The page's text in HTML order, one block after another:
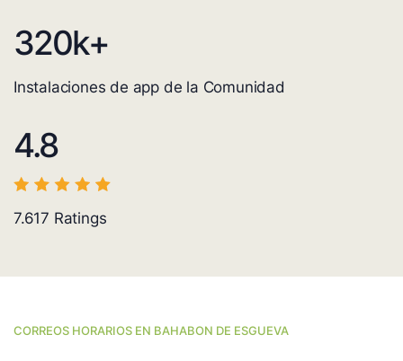
320k+
Instalaciones de app de la Comunidad
4.8
7.617 Ratings
CORREOS HORARIOS EN BAHABON DE ESGUEVA